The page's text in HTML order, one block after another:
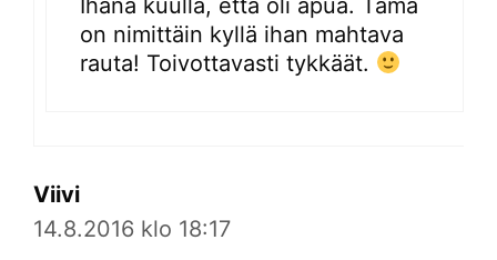
Ihana kuulla, että oli apua. Tämä
on nimittäin kyllä ihan mahtava
rauta! Toivottavasti tykkäät.
Viivi
14.8.2016 klo 18:17